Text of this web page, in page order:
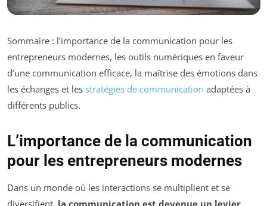
Sommaire : l’importance de la communication pour les
entrepreneurs modernes, les outils numériques en faveur
d’une communication efficace, la maîtrise des émotions dans
les échanges et les stratégies de communication adaptées à
différents publics.
L’importance de la communication
pour les entrepreneurs modernes
Dans un monde où les interactions se multiplient et se